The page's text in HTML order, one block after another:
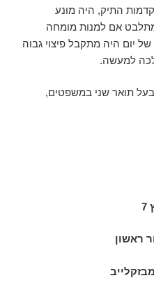
התיק, היה מונע
אם למנות מומחה
של יום היה מתקבל פיצוי גבוה
למעשה.
בעל תואר שני במשפטים,
ראשון